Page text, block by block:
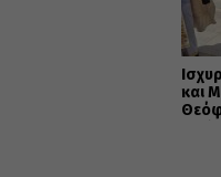
και